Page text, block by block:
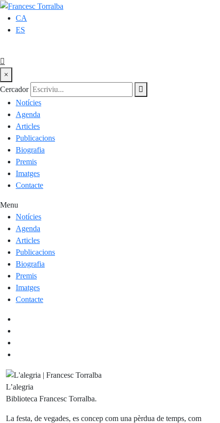
CA
ES
×
Cercador
Notícies
Agenda
Articles
Publicacions
Biografia
Premis
Imatges
Contacte
Menu
Notícies
Agenda
Articles
Publicacions
Biografia
Premis
Imatges
Contacte
L’alegria
Biblioteca Francesc Torralba.
La festa, de vegades, es concep com una pèrdua de temps, com